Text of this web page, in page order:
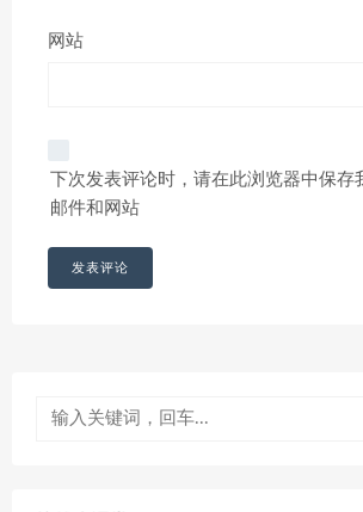
网站
下次发表评论时，请在此浏览器中保存
邮件和网站